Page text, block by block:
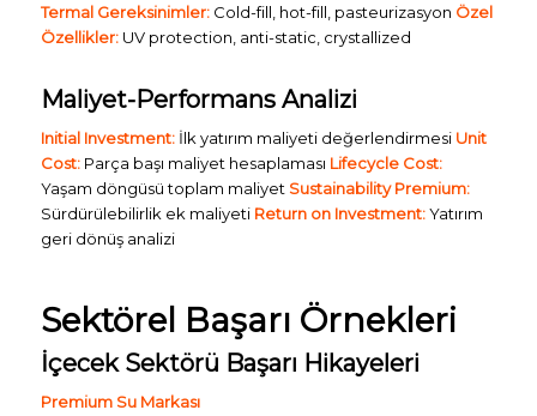
Termal Gereksinimler:Cold-fill, hot-fill, pasteurizasyon Özel
Özellikler:UV protection, anti-static, crystallized
Maliyet-Performans Analizi
Initial Investment:İlk yatırım maliyeti değerlendirmesi Unit
Cost:Parça başı maliyet hesaplaması Lifecycle Cost:
Yaşam döngüsü toplam maliyet Sustainability Premium:
Sürdürülebilirlik ek maliyeti Return on Investment:Yatırım
geri dönüş analizi
Sektörel Başarı Örnekleri
İçecek Sektörü Başarı Hikayeleri
Premium Su Markası